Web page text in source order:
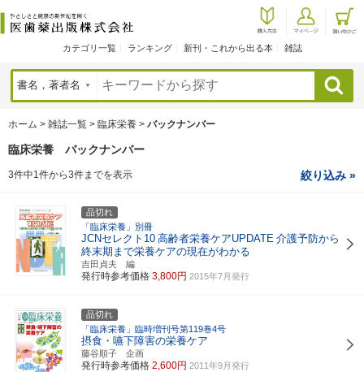
カテゴリ一覧 ランキング 新刊・これから出る本 雑誌
検索
ホーム > 雑誌一覧 > 臨床栄養 > バックナンバー
臨床栄養 バックナンバー
3件中1件から3件までを表示 絞り込み »
品切れ
「臨床栄養」別冊
JCNセレクト10 高齢者栄養ケアUPDATE 介護予防から
終末期まで栄養ケアの現在がわかる
吉田貞夫 編
発行時参考価格 3,800円 2015年7月発行
品切れ
「臨床栄養」臨時増刊号第119巻4号
摂食・嚥下障害の栄養ケア
藤谷順子 企画
発行時参考価格 2,600円 2011年9月発行